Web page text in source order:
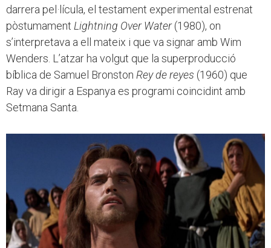
darrera pel·lícula, el testament experimental estrenat
pòstumament Lightning Over Water(1980), on
s’interpretava a ell mateix i que va signar amb Wim
Wenders. L’atzar ha volgut que la superproducció
bíblica de Samuel Bronston Rey de reyes (1960) que
Ray va dirigir a Espanya es programi coincidint amb
Setmana Santa.